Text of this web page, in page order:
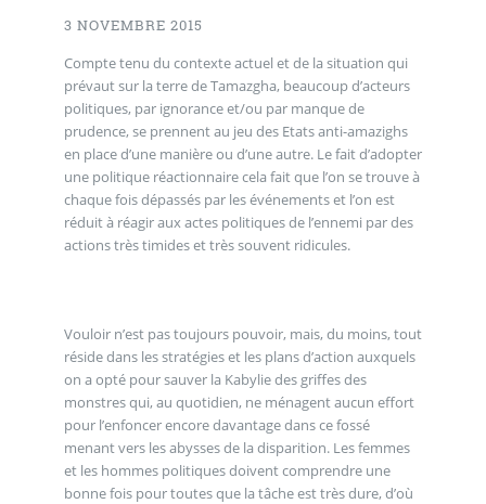
3 NOVEMBRE 2015
Compte tenu du contexte actuel et de la situation qui
prévaut sur la terre de Tamazgha, beaucoup d’acteurs
politiques, par ignorance et/ou par manque de
prudence, se prennent au jeu des Etats anti-amazighs
en place d’une manière ou d’une autre. Le fait d’adopter
une politique réactionnaire cela fait que l’on se trouve à
chaque fois dépassés par les événements et l’on est
réduit à réagir aux actes politiques de l’ennemi par des
actions très timides et très souvent ridicules.
Vouloir n’est pas toujours pouvoir, mais, du moins, tout
réside dans les stratégies et les plans d’action auxquels
on a opté pour sauver la Kabylie des griffes des
monstres qui, au quotidien, ne ménagent aucun effort
pour l’enfoncer encore davantage dans ce fossé
menant vers les abysses de la disparition. Les femmes
et les hommes politiques doivent comprendre une
bonne fois pour toutes que la tâche est très dure, d’où